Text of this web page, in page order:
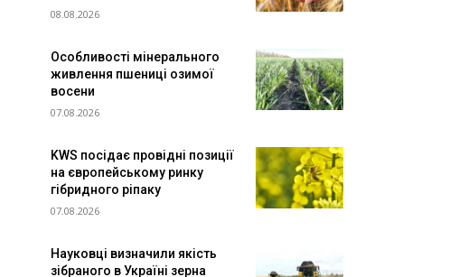
08.08.2026
Особливості мінерального
живлення пшениці озимої
восени
07.08.2026
KWS посідає провідні позиції
на європейському ринку
гібридного ріпаку
07.08.2026
Науковці визначили якість
зібраного в Україні зерна